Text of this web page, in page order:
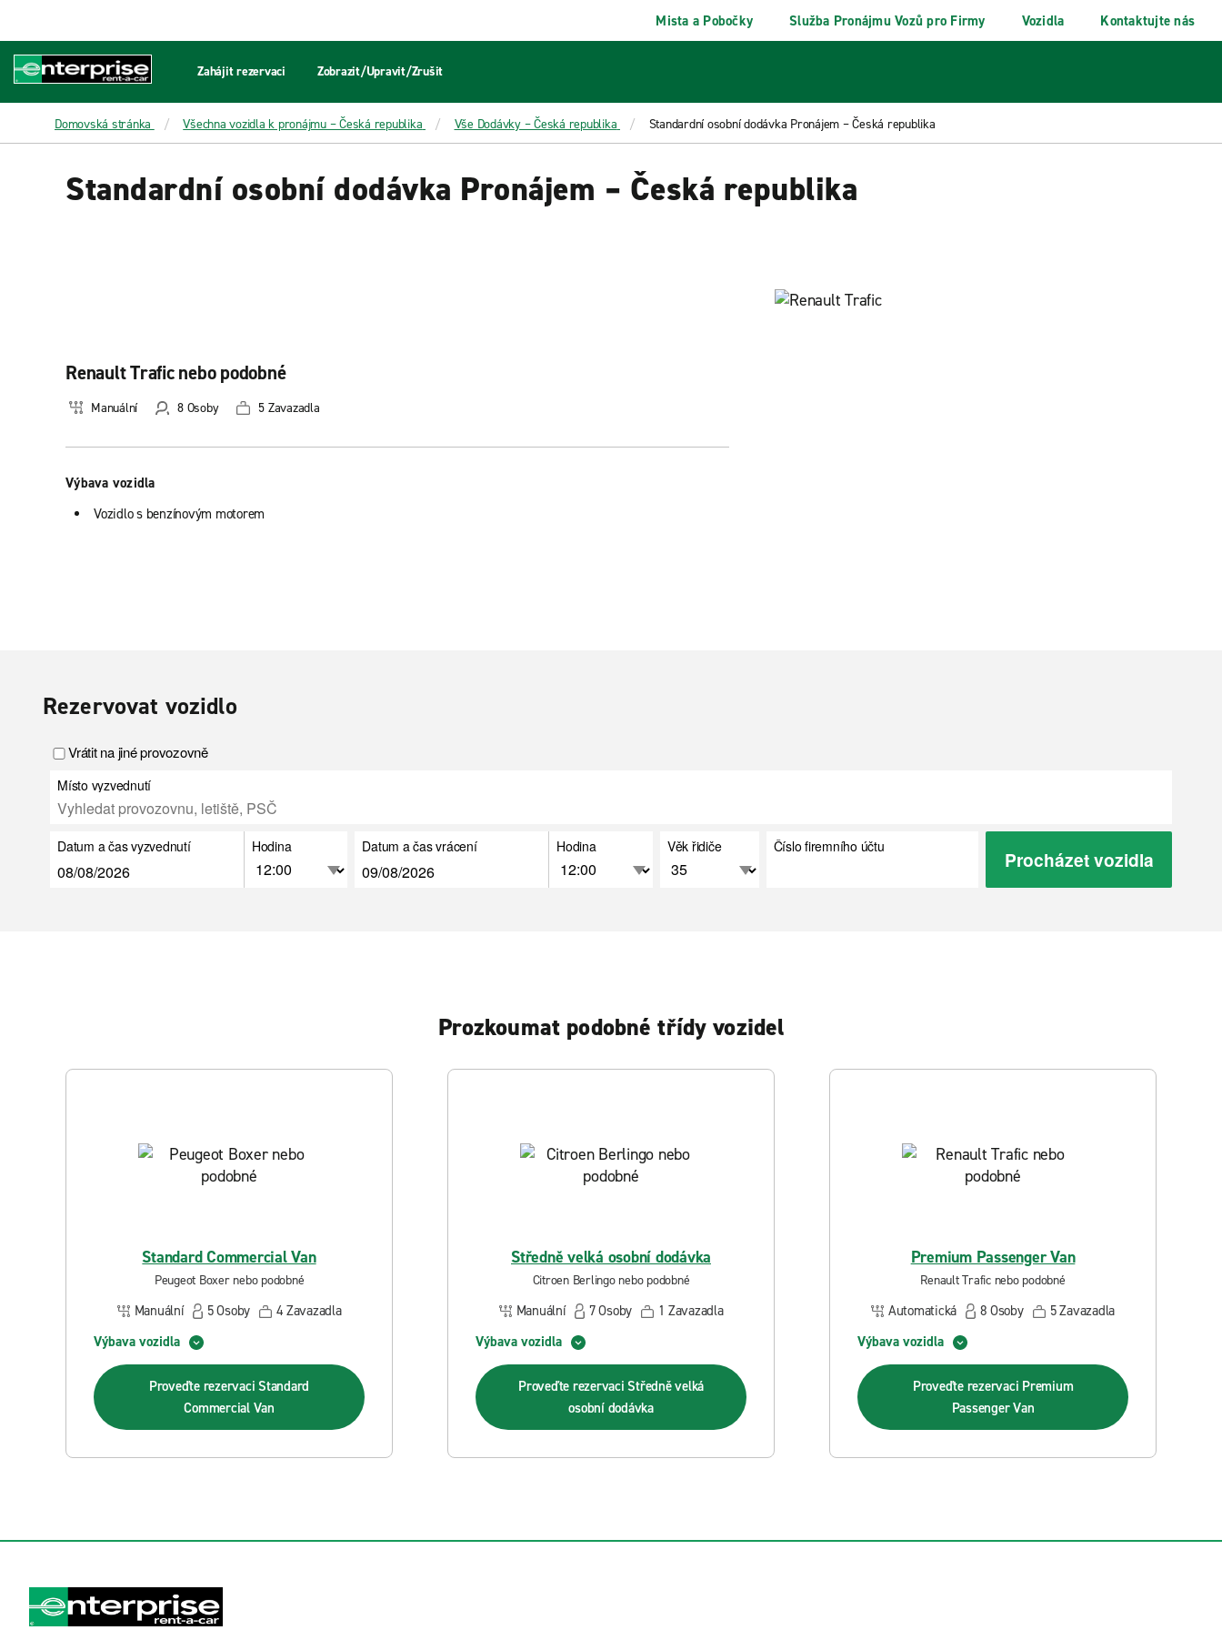
Mista a Pobočky Služba Pronájmu Vozů pro Firmy Vozidla Kontaktujte nás
Zahájit rezervaci Zobrazit/Upravit/Zrušit
Domovská stránka Všechna vozidla k pronájmu – Česká republika Vše Dodávky – Česká republika Standardní osobní dodávka Pronájem – Česká republika
Standardní osobní dodávka Pronájem – Česká republika
Renault Trafic nebo podobné
Manuální 8 Osoby 5 Zavazadla
Výbava vozidla
Vozidlo s benzínovým motorem
Rezervovat vozidlo
Vrátit na jiné provozovně
Místo vyzvednutí
Datum a čas vyzvednutí Hodina Datum a čas vrácení Hodina Věk řidiče Číslo firemního účtu
Procházet vozidla
Prozkoumat podobné třídy vozidel
Standard Commercial Van
Peugeot Boxer nebo podobné
Manuální 5Osoby 4 Zavazadla
Výbava vozidla
Proveďte rezervaciStandard
Commercial Van
Středně velká osobní dodávka
Citroen Berlingo nebo podobné
Manuální 7Osoby 1 Zavazadla
Výbava vozidla
Proveďte rezervaciStředně velká
osobní dodávka
Premium Passenger Van
Renault Trafic nebo podobné
Automatická 8 Osoby 5Zavazadla
Výbava vozidla
Proveďte rezervaci Premium
Passenger Van